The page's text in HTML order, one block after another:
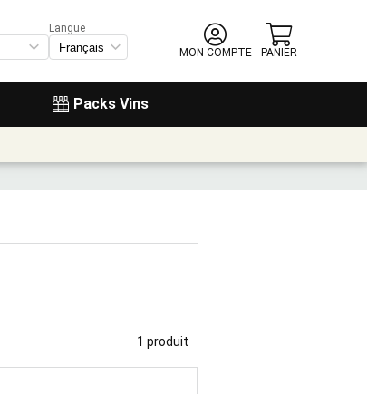
Packs Vins
Langue
MON COMPTE
PANIER
1 produit